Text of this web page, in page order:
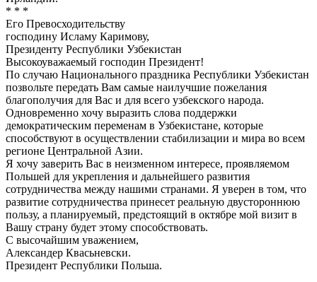
* * *
Его Превосходительству
господину Исламу Каримову,
Президенту Республики Узбекистан
Высокоуважаемый господин Президент!
По случаю Национального праздника Республики Узбекистан
позвольте передать Вам самые наилучшие пожелания
благополучия для Вас и для всего узбекского народа.
Одновременно хочу выразить слова поддержки
демократическим переменам в Узбекистане, которые
способствуют в осуществлении стабилизации и мира во всем
регионе Центральной Азии.
Я хочу заверить Вас в неизменном интересе, проявляемом
Польшей для укрепления и дальнейшего развития
сотрудничества между нашими странами. Я уверен в том, что
развитие сотрудничества принесет реальную двустороннюю
пользу, а планируемый, предстоящий в октябре мой визит в
Вашу страну будет этому способствовать.
С высочайшим уважением,
Александер Квасьневски.
Президент Республики Польша.